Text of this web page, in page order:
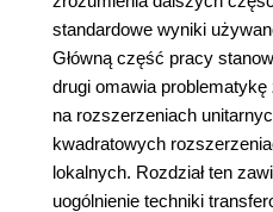
standardowe wyniki
Główną część pracy
drugi omawia
na rozszerzeniach
kwadratowych
lokalnych. Rozdział ten
uogólnienie techniki